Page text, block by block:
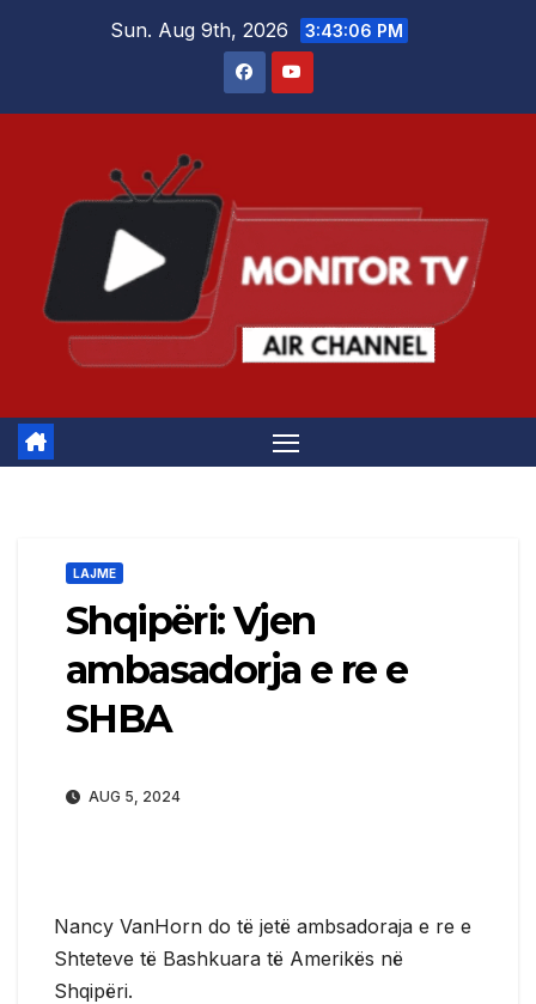
Sun. Aug 9th, 2026 3:43:07 PM
LAJME
Shqipëri: Vjen
ambasadorja e re e
SHBA
AUG 5, 2024
Nancy VanHorn do të jetë ambsadoraja e re e
Shteteve të Bashkuara të Amerikës në
Shqipëri.